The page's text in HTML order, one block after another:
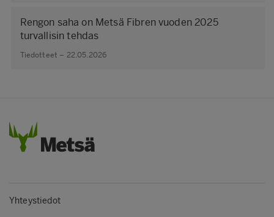
Rengon saha on Metsä Fibren vuoden 2025
turvallisin tehdas
Tiedotteet – 22.05.2026
Yhteystiedot